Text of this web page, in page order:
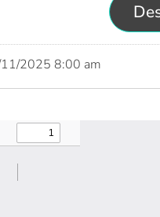
11/2025 8:00 am